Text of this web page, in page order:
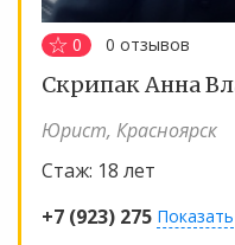
0 0 отзывов
Скрипак Анна
Юрист, Красноярск
Стаж: 18 лет
+7 (923) 275 Показать